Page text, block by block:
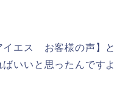
イエス お客様の声】と
いいと思ったんですよ